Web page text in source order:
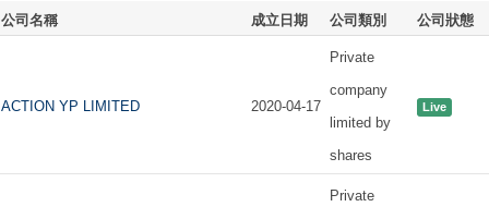
公司名稱 成立日期 公司類別 公司狀態
ACTION YP LIMITED 2020-04-17
Private
company
limited by
shares
Live
Private